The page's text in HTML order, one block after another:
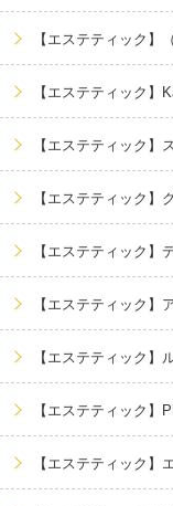
【エステティック】
【エステティック】
【エステティック】
【エステティック】
【エステティック】
【エステティック】
【エステティック】
【エステティック】
【エステティック】